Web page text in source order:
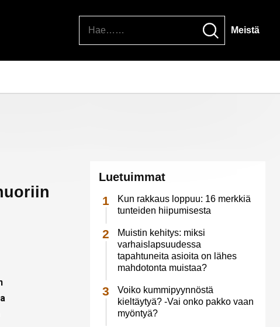
Meistä
Luetuimmat
Kun rakkaus loppuu: 16 merkkiä
tunteiden hiipumisesta
Muistin kehitys: miksi
varhaislapsuudessa
tapahtuneita asioita on lähes
mahdotonta muistaa?
Voiko kummipyynnöstä
kieltäytyä? -Vai onko pakko vaan
myöntyä?